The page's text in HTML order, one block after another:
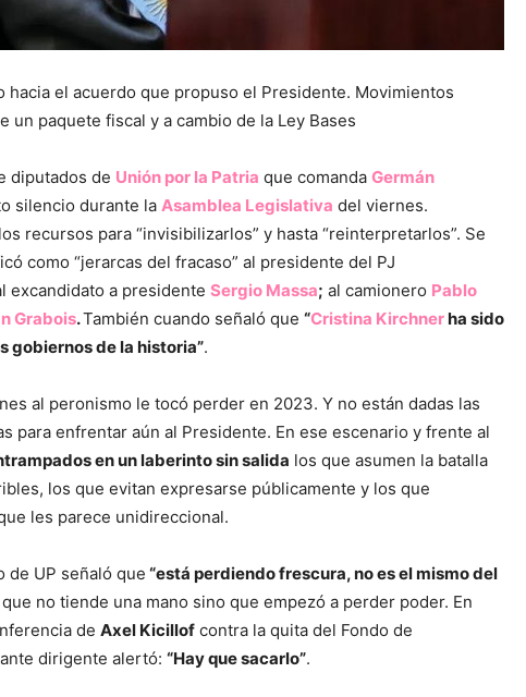
hacia el acuerdo que propuso el Presidente. Movimientos
un paquete fiscal y a cambio de la Ley Bases
diputados de Unión por la Patria que comanda Germán
silencio durante la Asamblea Legislativa del viernes.
recursos para “invisibilizarlos” y hasta “reinterpretarlos”. Se
como “jerarcas del fracaso” al presidente del PJ
excandidato a presidente Sergio Massa; al camionero Pablo
Grabois.También cuando señaló que “Cristina Kirchnerha sido
gobiernos de la historia”.
al peronismo le tocó perder en 2023. Y no están dadas las
para enfrentar aún al Presidente. En ese escenario y frente al
en un laberinto sin salida los que asumen la batalla
los que evitan expresarse públicamente y los que
les parece unidireccional.
de UP señaló que “está perdiendo frescura, no es el mismo del
no tiende una mano sino que empezó a perder poder. En
de Axel Kicillof contra la quita del Fondo de
dirigente alertó: “Hay que sacarlo”.